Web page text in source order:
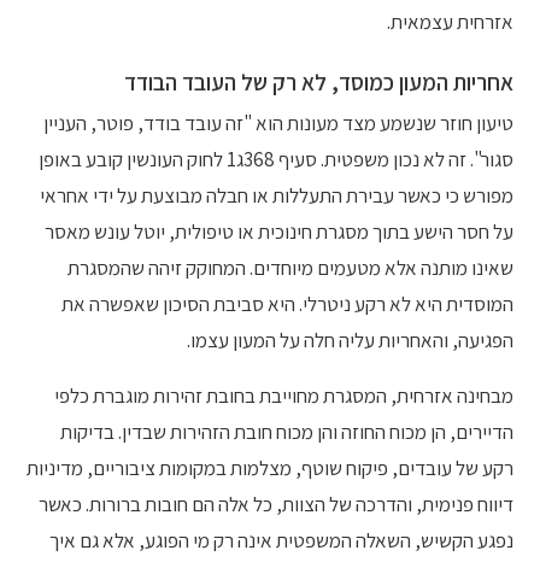
אזרחית עצמאית.
אחריות המעון כמוסד, לא רק של העובד הבודד
טיעון חוזר שנשמע מצד מעונות הוא "זה עובד בודד, פוטר, העניין
סגור". זה לא נכון משפטית. סעיף 368ג1 לחוק העונשין קובע באופן
מפורש כי כאשר עבירת התעללות או חבלה מבוצעת על ידי אחראי
על חסר הישע בתוך מסגרת חינוכית או טיפולית, יוטל עונש מאסר
שאינו מותנה אלא מטעמים מיוחדים. המחוקק זיהה שהמסגרת
המוסדית היא לא רקע ניטרלי. היא סביבת הסיכון שאפשרה את
הפגיעה, והאחריות עליה חלה על המעון עצמו.
מבחינה אזרחית, המסגרת מחוייבת בחובת זהירות מוגברת כלפי
הדיירים, הן מכוח החוזה והן מכוח חובת הזהירות שבדין. בדיקות
רקע של עובדים, פיקוח שוטף, מצלמות במקומות ציבוריים, מדיניות
דיווח פנימית, והדרכה של הצוות, כל אלה הם חובות ברורות. כאשר
נפגע הקשיש, השאלה המשפטית אינה רק מי הפוגע, אלא גם איך